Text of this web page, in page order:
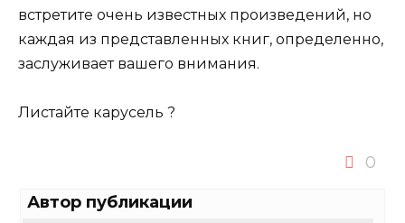
встретите очень известных произведений, но
каждая из представленных книг, определенно,
заслуживает вашего внимания.
Листайте карусель ?
0
Автор публикации